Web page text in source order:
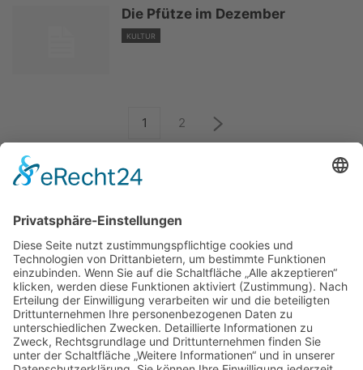
Die Pfütze im Dezember
KULTUR
1 2
ÜBER UNS
KIEL LOKAL